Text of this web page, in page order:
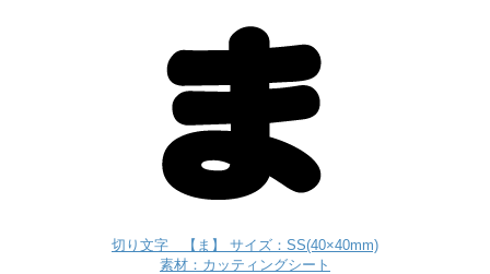
切り文字 【ま】 サイズ：SS(40×40mm)
素材：カッティングシート